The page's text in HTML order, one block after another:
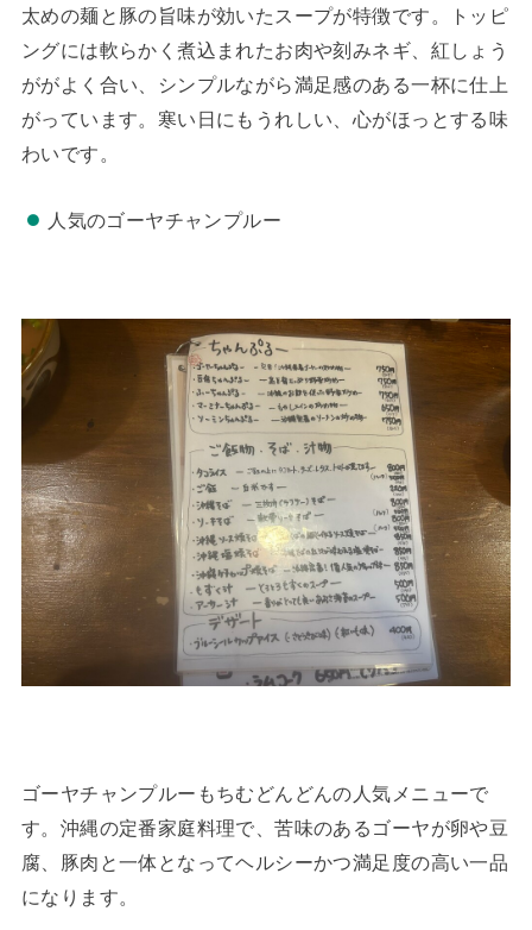
太めの麺と豚の旨味が効いたスープが特徴です。トッピ
ングには軟らかく煮込まれたお肉や刻みネギ、紅しょう
ががよく合い、シンプルながら満足感のある一杯に仕上
がっています。寒い日にもうれしい、心がほっとする味
わいです。
人気のゴーヤチャンプルー
ゴーヤチャンプルーもちむどんどんの人気メニューで
す。沖縄の定番家庭料理で、苦味のあるゴーヤが卵や豆
腐、豚肉と一体となってヘルシーかつ満足度の高い一品
になります。